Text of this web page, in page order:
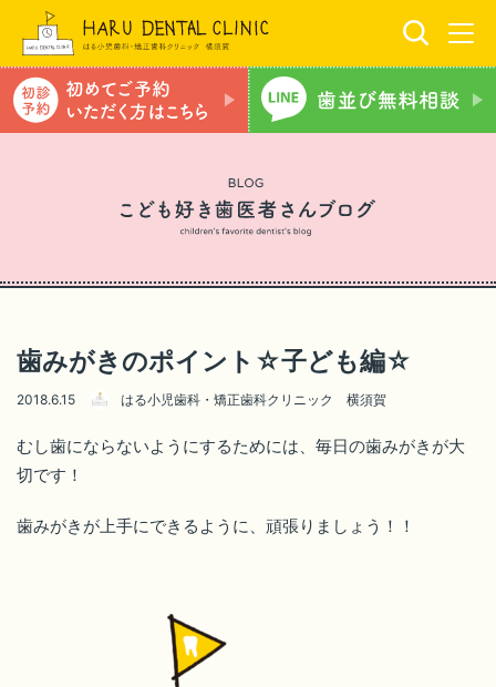
歯みがきのポイント☆子ども編☆
2018.6.15 はる小児歯科・矯正歯科クリニック 横須賀
むし歯にならないようにするためには、毎日の歯みがきが大
切です！
歯みがきが上手にできるように、頑張りましょう！！